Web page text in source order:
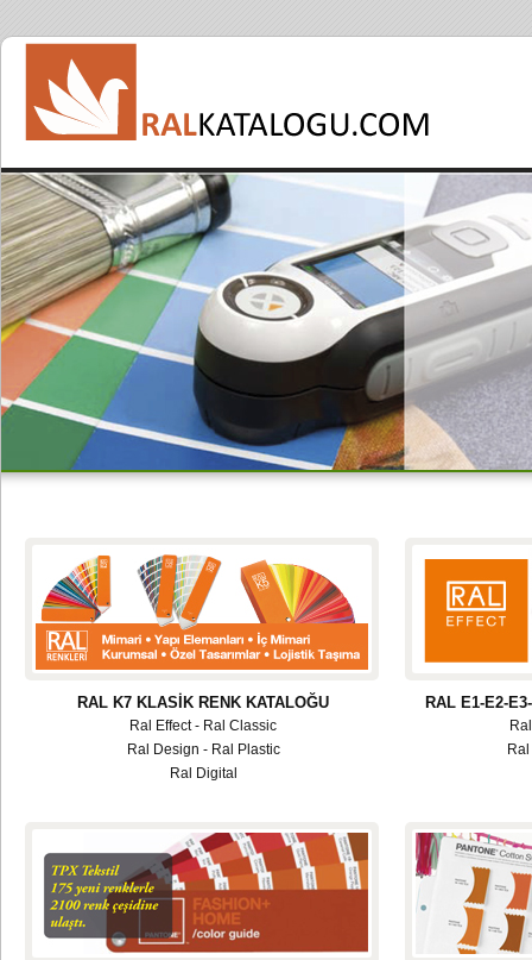
RAL K7 KLASİK RENK KATALOĞU
Ral Effect - Ral Classic
Ral Design - Ral Plastic
Ral Digital
RAL E1-E2-